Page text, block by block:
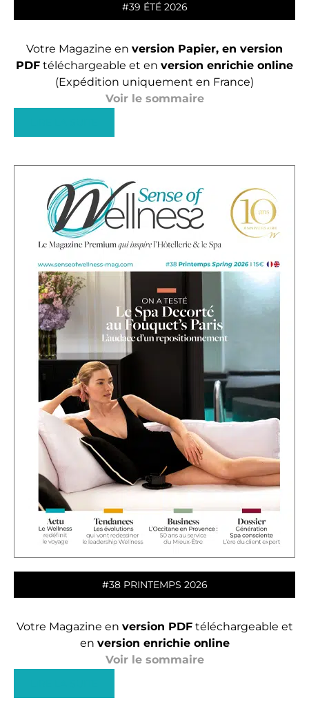
#39 ÉTÉ 2026
Votre Magazine en version Papier, en version
PDF téléchargeable et en version enrichie online
(Expédition uniquement en France)
Voir le sommaire
#38 PRINTEMPS 2026
Votre Magazine en version PDFtéléchargeable et
en version enrichie online
Voir le sommaire